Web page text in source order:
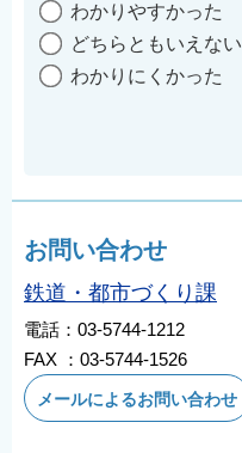
わかりやすかった
どちらともいえない
わかりにくかった
お問い合わせ
鉄道・都市づくり課
電話：03-5744-1212
FAX ：03-5744-1526
メールによるお問い合わせ